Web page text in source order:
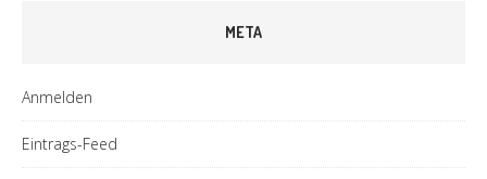
META
Anmelden
Eintrags-Feed